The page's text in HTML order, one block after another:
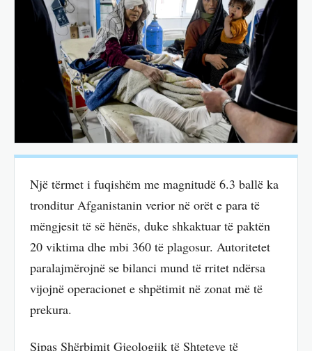
Një tërmet i fuqishëm me magnitudë 6.3 ballë ka
tronditur Afganistanin verior në orët e para të
mëngjesit të së hënës, duke shkaktuar të paktën
20 viktima dhe mbi 360 të plagosur. Autoritetet
paralajmërojnë se bilanci mund të rritet ndërsa
vijojnë operacionet e shpëtimit në zonat më të
prekura.
Sipas Shërbimit Gjeologjik të Shteteve të